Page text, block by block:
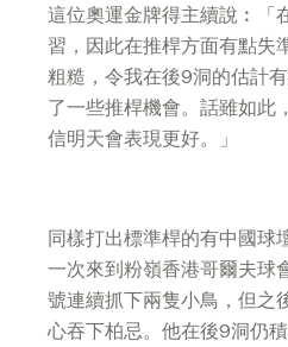
這位奧運金牌得主續說︰「
習，因此在推桿方面有點失
粗糙，令我在後9洞的估計
了一些推桿機會。話雖如此
信明天會表現更好。」
同樣打出標準桿的有中國球
一次來到粉嶺香港哥爾夫球
號連續抓下兩隻小鳥，但之
心吞下柏忌。他在後9洞仍